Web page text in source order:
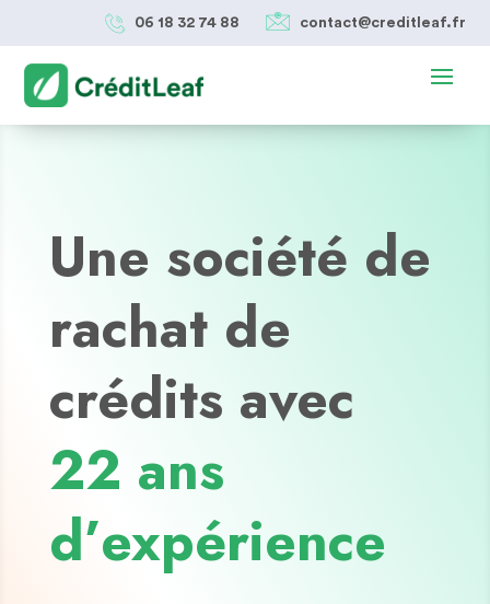
06 18 32 74 88 contact@creditleaf.fr
Une société de
rachat de
crédits avec
22 ans
d’expérience